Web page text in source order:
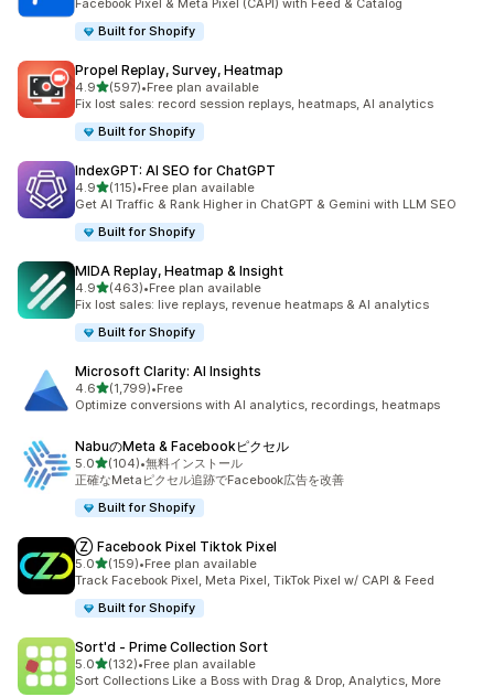
Facebook Pixel & Meta Pixel (CAPI) with Feed & Catalog
Built for Shopify
Propel Replay, Survey, Heatmap
4.95つ星中
(597)
合計レビュー数：597件
•Free plan available
Fix lost sales: record session replays, heatmaps, AI analytics
Built for Shopify
IndexGPT: AI SEO for ChatGPT
4.95つ星中
(115)
合計レビュー数：115件
•Free plan available
Get AI Traffic & Rank Higher in ChatGPT & Gemini with LLM SEO
Built for Shopify
MIDA Replay, Heatmap & Insight
4.95つ星中
(463)
合計レビュー数：463件
•Free plan available
Fix lost sales: live replays, revenue heatmaps & AI analytics
Built for Shopify
Microsoft Clarity: AI Insights
4.65つ星中
(1,799)
合計レビュー数：1799件
•Free
Optimize conversions with AI analytics, recordings, heatmaps
NabuのMeta & Facebookピクセル
5.05つ星中
(104)
合計レビュー数：104件
•無料インストール
正確なMetaピクセル追跡でFacebook広告を改善
Built for Shopify
Ⓩ Facebook Pixel Tiktok Pixel
5.05つ星中
(159)
合計レビュー数：159件
•Free plan available
Track Facebook Pixel, Meta Pixel, TikTok Pixel w/ CAPI & Feed
Built for Shopify
Sort'd ‑ Prime Collection Sort
5.05つ星中
(132)
合計レビュー数：132件
•Free plan available
Sort Collections Like a Boss with Drag & Drop, Analytics, More